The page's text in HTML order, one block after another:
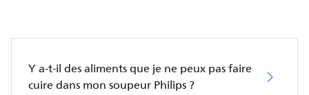
Y a-t-il des aliments que je ne peux pas faire
cuire dans mon soupeur Philips ?